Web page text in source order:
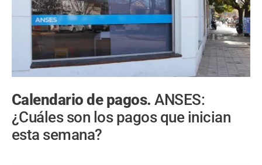
Calendario de pagos.ANSES:
¿Cuáles son los pagos que inician
esta semana?